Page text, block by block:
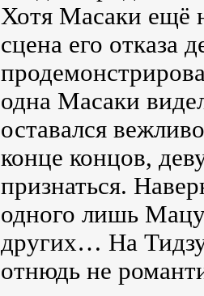
Хотя Масаки ещё
сцена его отказа
одна Масаки
оставался
конце концов,
признаться.
одного лишь
других… На
отнюдь не